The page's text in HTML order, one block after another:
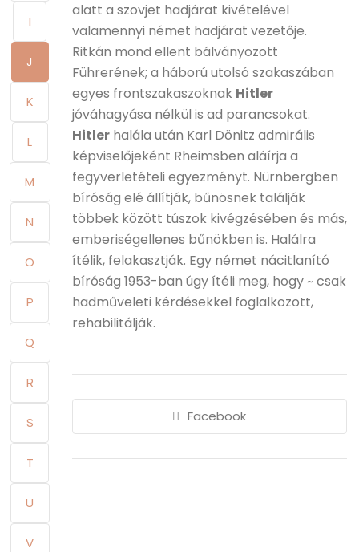
I
J
K
L
M
N
O
P
Q
R
S
T
U
V
alatt a szovjet hadjárat kivételével
valamennyi német hadjárat vezetője.
Ritkán mond ellent bálványozott
Führerének; a háború utolsó szakaszában
egyes frontszakaszoknak Hitler
jóváhagyása nélkül is ad parancsokat.
Hitlerhalála után Karl Dönitz admirális
képviselőjeként Rheimsben aláírja a
fegyverletételi egyezményt. Nürnbergben
bíróság elé állítják, bűnösnek találják
többek között túszok kivégzésében és más,
emberiségellenes bűnökben is. Halálra
ítélik, felakasztják. Egy német nácitlanító
bíróság 1953-ban úgy ítéli meg, hogy ~ csak
hadműveleti kérdésekkel foglalkozott,
rehabilitálják.
Facebook